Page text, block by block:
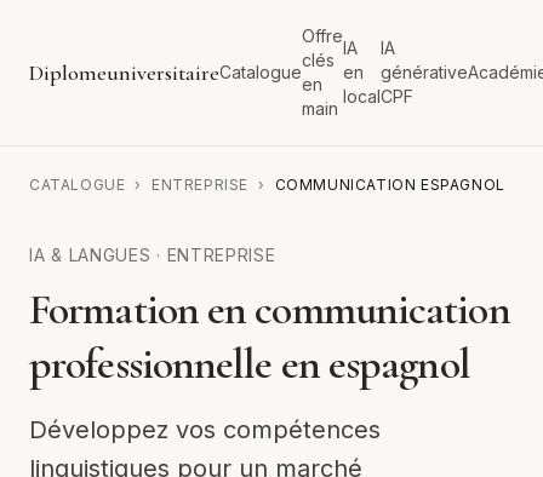
DiplomeuniversitaireCatalogue
Offre
clés
en
main
IA
en
local
IA
générative
CPF
CATALOGUE › ENTREPRISE › COMMUNICATION ESPAGNOL
IA & LANGUES · ENTREPRISE
Formation en communication
professionnelle en espagnol
Développez vos compétences
linguistiques pour un marché